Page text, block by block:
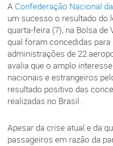
A Confederação Nacional
um sucesso o resultado do
quarta-feira (7), na Bolsa de
qual foram concedidas
administrações de 22
avalia que o amplo
nacionais e estrangeiros
resultado positivo das
realizadas no Brasil.
Apesar da crise atual e da
passageiros em razão da